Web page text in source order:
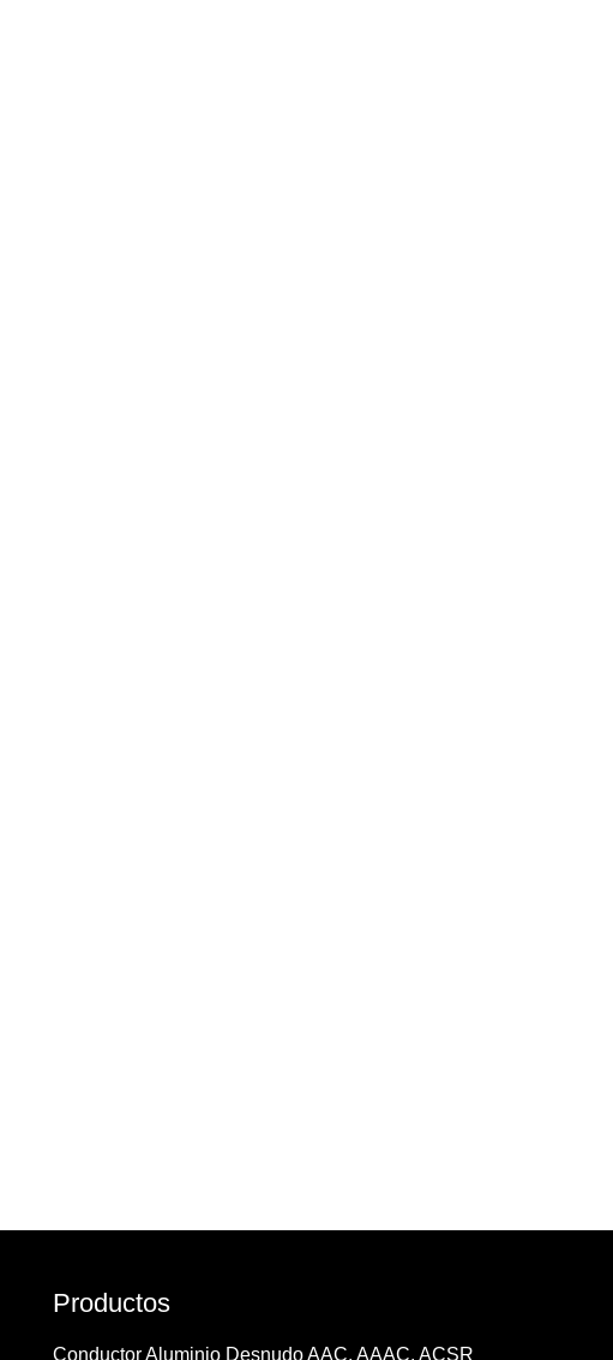
Productos
Conductor Aluminio Desnudo AAC, AAAC, ACSR